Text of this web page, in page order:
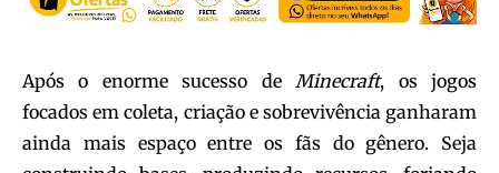
Após o enorme sucesso deMinecraft, os jogos
focados em coleta, criação e sobrevivência ganharam
ainda mais espaço entre os fãs do gênero. Seja